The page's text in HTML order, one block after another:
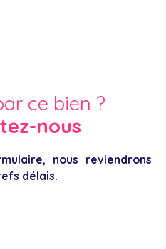
ce bien ?
nous
nous reviendrons
délais.